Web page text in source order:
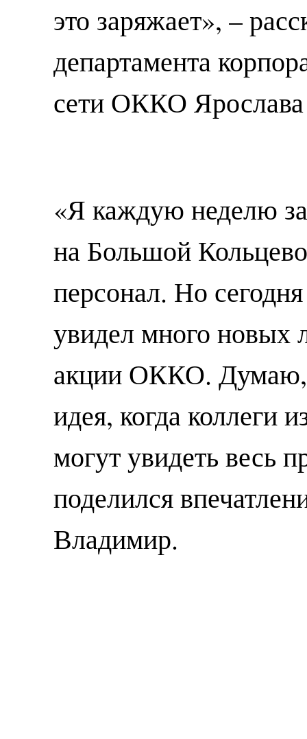
это заряжает», –
департамента
сети ОККО
«Я каждую неделю
на Большой
персонал. Но
увидел много новых
акции ОККО. Думаю,
идея, когда коллеги
могут увидеть весь
поделился
Владимир.